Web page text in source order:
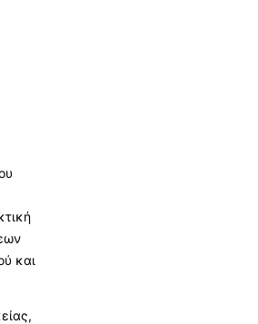
και